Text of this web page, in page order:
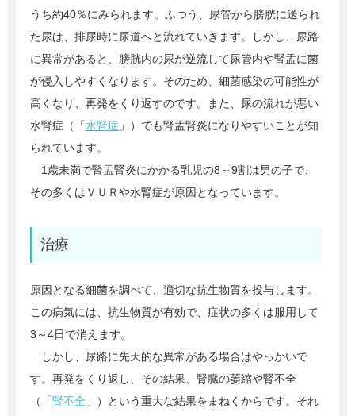
うち約40％にみられます。ふつう、尿管から膀胱に送られ
た尿は、排尿時に尿道へと流れていきます。しかし、尿路
に異常があると、膀胱内の尿が逆流して尿管内や腎盂に菌
が侵入しやすくなります。そのため、細菌感染の可能性が
高くなり、再発をくり返すのです。また、尿の流れが悪い
水腎症（「水腎症 」）でも腎盂腎炎になりやすいことが知
られています。
1歳未満で腎盂腎炎にかかる乳児の8～9割は男の子で、
その多くはＶＵＲや水腎症が原因となっています。
治療
原因となる細菌を調べて、適切な抗生物質を投与します。
この病気には、抗生物質が有効で、症状の多くは服用して
3～4日で消えます。
しかし、尿路に先天的な異常がある場合はやっかいで
す。再発をくり返し、その結果、腎臓の萎縮や腎不全
（「腎不全 」）という重大な結果をまねくからです。それ